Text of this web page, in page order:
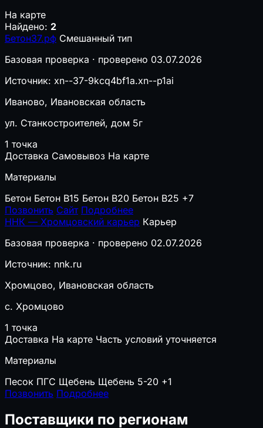
На карте
Найдено: 2
Бетон37.рф Смешанный тип
Базовая проверка · проверено 03.07.2026
Источник: xn--37-9kcq4bf1a.xn--p1ai
Иваново, Ивановская область
ул. Станкостроителей, дом 5г
1 точка
Доставка Самовывоз На карте
Материалы
Бетон Бетон B15 Бетон B20 Бетон B25 +7
Позвонить Сайт Подробнее
ННК — Хромцовский карьер Карьер
Базовая проверка · проверено 02.07.2026
Источник: nnk.ru
Хромцово, Ивановская область
с. Хромцово
1 точка
Доставка На карте Часть условий уточняется
Материалы
Песок ПГС Щебень Щебень 5-20 +1
Позвонить Подробнее
Поставщики по регионам